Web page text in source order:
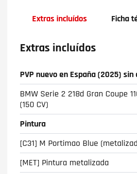
Extras incluídos Ficha
Extras incluídos
PVP nuevo en España (2025)
BMW Serie 2 218d Gran Coupe
(150 CV)
Pintura
[C31] M Portimao Blue
[MET] Pintura metalizada